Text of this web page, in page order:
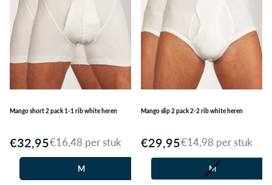
Mango short 2 pack 1-1 rib white heren
€32,95€16,48 per stuk
M L
Mango slip 2 pack 2-2 rib white heren
€29,95€14,98 per stuk
M